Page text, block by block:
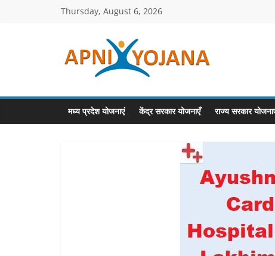
Thursday, August 6, 2026
ApniYojana.com
सरकारी
योजनाएँ,
प्रधानमंत्री
मध्य प्रदेश योजनाएं केंद्र सरकार योजनाएँ राज्य सरकार